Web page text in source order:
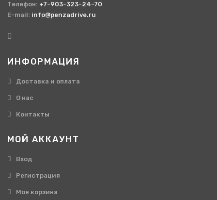
Телефон: +7-903-323-24-70
E-mail: info@penzadrive.ru
ИНФОРМАЦИЯ
Доставка и оплата
О нас
Контакты
МОЙ АККАУНТ
Вход
Регистрация
Моя корзина